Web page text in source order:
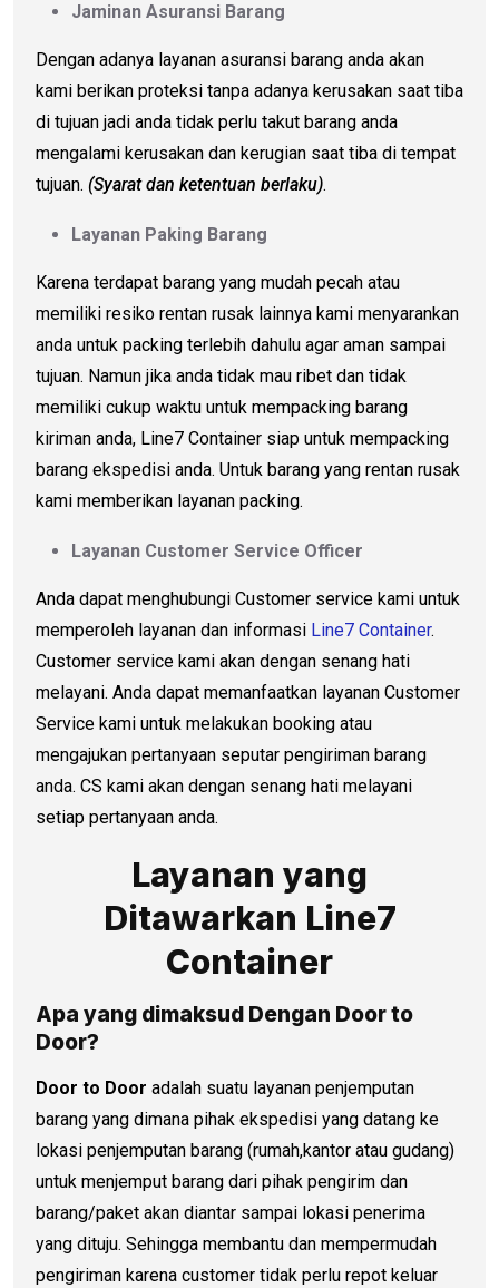
Jaminan Asuransi Barang
Dengan adanya layanan asuransi barang anda akan
kami berikan proteksi tanpa adanya kerusakan saat tiba
di tujuan jadi anda tidak perlu takut barang anda
mengalami kerusakan dan kerugian saat tiba di tempat
tujuan. (Syarat dan ketentuan berlaku).
Layanan Paking Barang
Karena terdapat barang yang mudah pecah atau
memiliki resiko rentan rusak lainnya kami menyarankan
anda untuk packing terlebih dahulu agar aman sampai
tujuan. Namun jika anda tidak mau ribet dan tidak
memiliki cukup waktu untuk mempacking barang
kiriman anda, Line7 Container siap untuk mempacking
barang ekspedisi anda. Untuk barang yang rentan rusak
kami memberikan layanan packing.
Layanan Customer Service Officer
Anda dapat menghubungi Customer service kami untuk
memperoleh layanan dan informasi Line7 Container.
Customer service kami akan dengan senang hati
melayani. Anda dapat memanfaatkan layanan Customer
Service kami untuk melakukan booking atau
mengajukan pertanyaan seputar pengiriman barang
anda. CS kami akan dengan senang hati melayani
setiap pertanyaan anda.
Layanan yang
Ditawarkan Line7
Container
Apa yang dimaksud Dengan Door to
Door?
Door to Door adalah suatu layanan penjemputan
barang yang dimana pihak ekspedisi yang datang ke
lokasi penjemputan barang (rumah,kantor atau gudang)
untuk menjemput barang dari pihak pengirim dan
barang/paket akan diantar sampai lokasi penerima
yang dituju. Sehingga membantu dan mempermudah
pengiriman karena customer tidak perlu repot keluar